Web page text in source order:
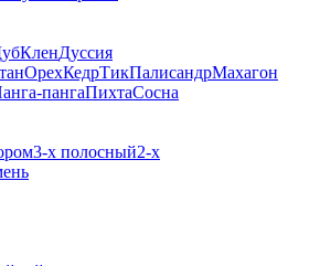
КленДуссия
ОрехКедрТикПалисандрМахагон
пангаПихтаСосна
3-х полосный2-х